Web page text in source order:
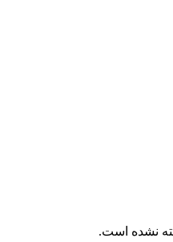
نشده است.